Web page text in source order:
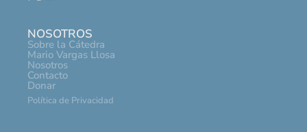
NOSOTROS
Sobre la Cátedra
Mario Vargas Llosa
Nosotros
Contacto
Donar
Política de Privacidad